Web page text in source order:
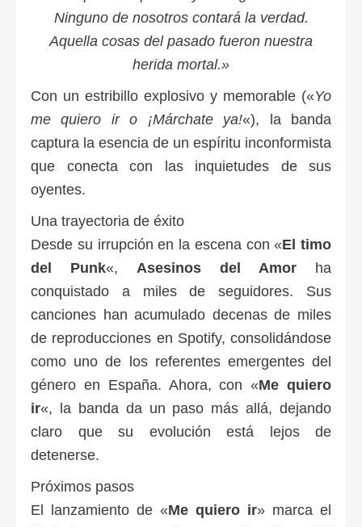
Ninguno de nosotros contará la verdad.
Aquella cosas del pasado fueron nuestra
herida mortal.»
Con un estribillo explosivo y memorable («Yo
me quiero ir o ¡Márchate ya!«), la banda
captura la esencia de un espíritu inconformista
que conecta con las inquietudes de sus
oyentes.
Una trayectoria de éxito
Desde su irrupción en la escena con «El timo
del Punk«, Asesinos del Amor ha
conquistado a miles de seguidores. Sus
canciones han acumulado decenas de miles
de reproducciones en Spotify, consolidándose
como uno de los referentes emergentes del
género en España. Ahora, con «Me quiero
ir«, la banda da un paso más allá, dejando
claro que su evolución está lejos de
detenerse.
Próximos pasos
El lanzamiento de «Me quiero ir» marca el